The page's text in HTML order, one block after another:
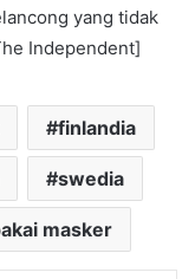
yang tidak
Independent]
finlandia
swedia
masker